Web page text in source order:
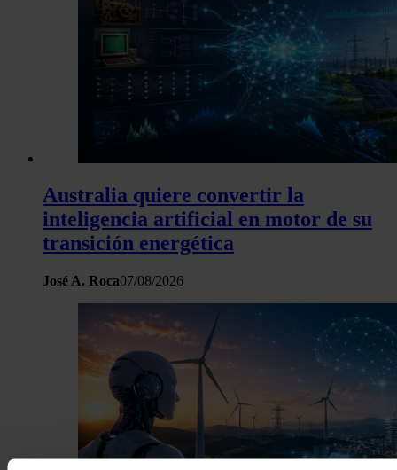
Australia quiere convertir la
inteligencia artificial en motor de su
transición energética
José A. Roca07/08/2026